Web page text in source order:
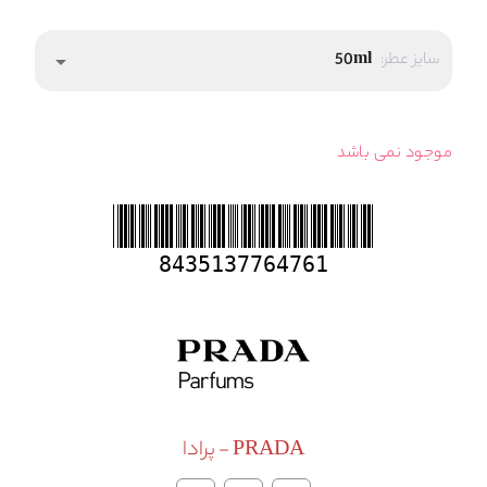
سایز عطر: 50ml
arrow_drop_down
موجود نمی باشد
8435137764761
PRADA - پرادا